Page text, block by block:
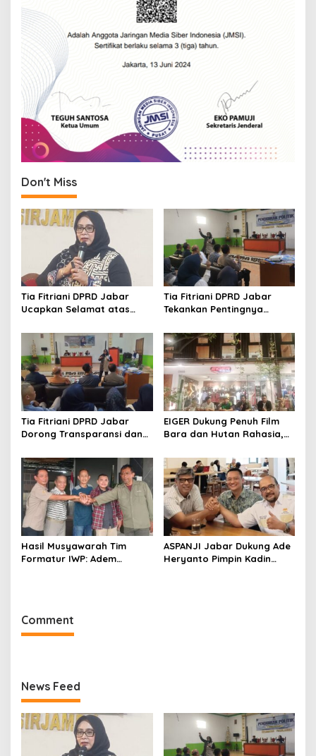
Don't Miss
Tia Fitriani DPRD Jabar
Ucapkan Selamat atas
Adem Sutisna sebagai
Ketua IWP Jabar
Tia Fitriani DPRD Jabar
Tekankan Pentingnya
Perkuat Kader NasDem di
Kabupaten Bandung
Tia Fitriani DPRD Jabar
Dorong Transparansi dan
Pemprov Jabar hingga
Tingkat Desa
EIGER Dukung Penuh Film
Bara dan Hutan Rahasia,
Pelajar Menonton
Hasil Musyawarah Tim
Formatur IWP: Adem
ASPANJI Jabar Dukung Ade
Heryanto Pimpin Kadin
Comment
News Feed